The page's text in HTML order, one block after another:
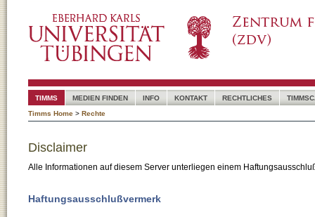
TIMMS MEDIEN FINDEN INFO KONTAKT RECHTLICHES
Timms Home > Rechte
Disclaimer
Alle Informationen auf diesem Server unterliegen einem
Haftungsausschlußvermerk